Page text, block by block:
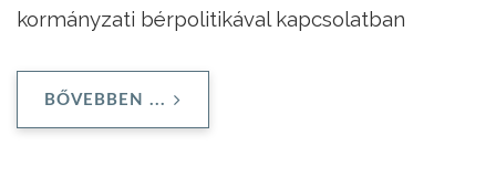
kormányzati bérpolitikával kapcsolatban
BŐVEBBEN ...